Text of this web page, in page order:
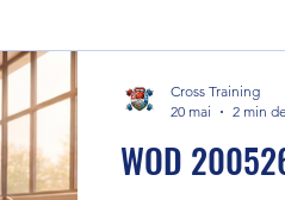
WOD
Cross Training
20 mai
2 min